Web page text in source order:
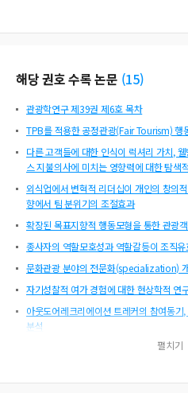
해당 권호 수록 논문 (15)
관광학연구 제39권 제6호 목차
TPB를 적용한 공정관광(Fair Tourism) 행
다른 고객들에 대한 인식이 럭셔리 가치,
스 지불의사에 미치는 영향력에 대한 탐색
외식업에서 변혁적 리더십이 개인의 창의
향에서 팀 분위기의 조절효과
확장된 목표지향적 행동모형을 통한 관광
종사자의 역할모호성과 역할갈등이 조직
문화관광 분야의 전문화(specialization)
자기성찰적 여가 경험에 대한 현상학적 연
아웃도어레크리에이션 트레커의 참여동
분석
지방자치단체 관광안내 홈페이지 품질 평가
펼치기